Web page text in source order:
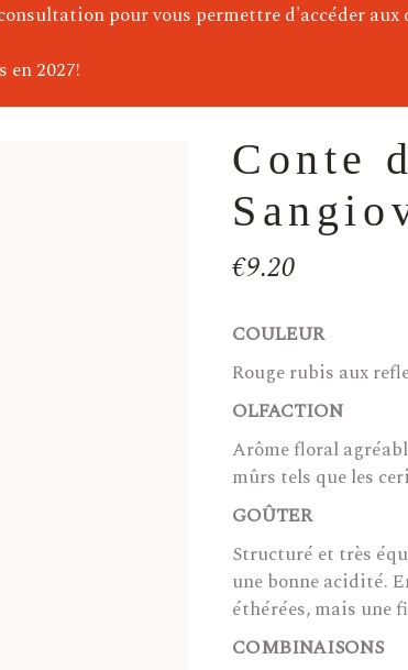
pour vous permettre d'accéder
2027!
Conte
€9.20
COULEUR
Rouge rubis aux
OLFACTION
Arôme floral
mûrs tels que les
GOÛTER
Structuré et très
une bonne acidité.
éthérées, mais une
COMBINAISONS